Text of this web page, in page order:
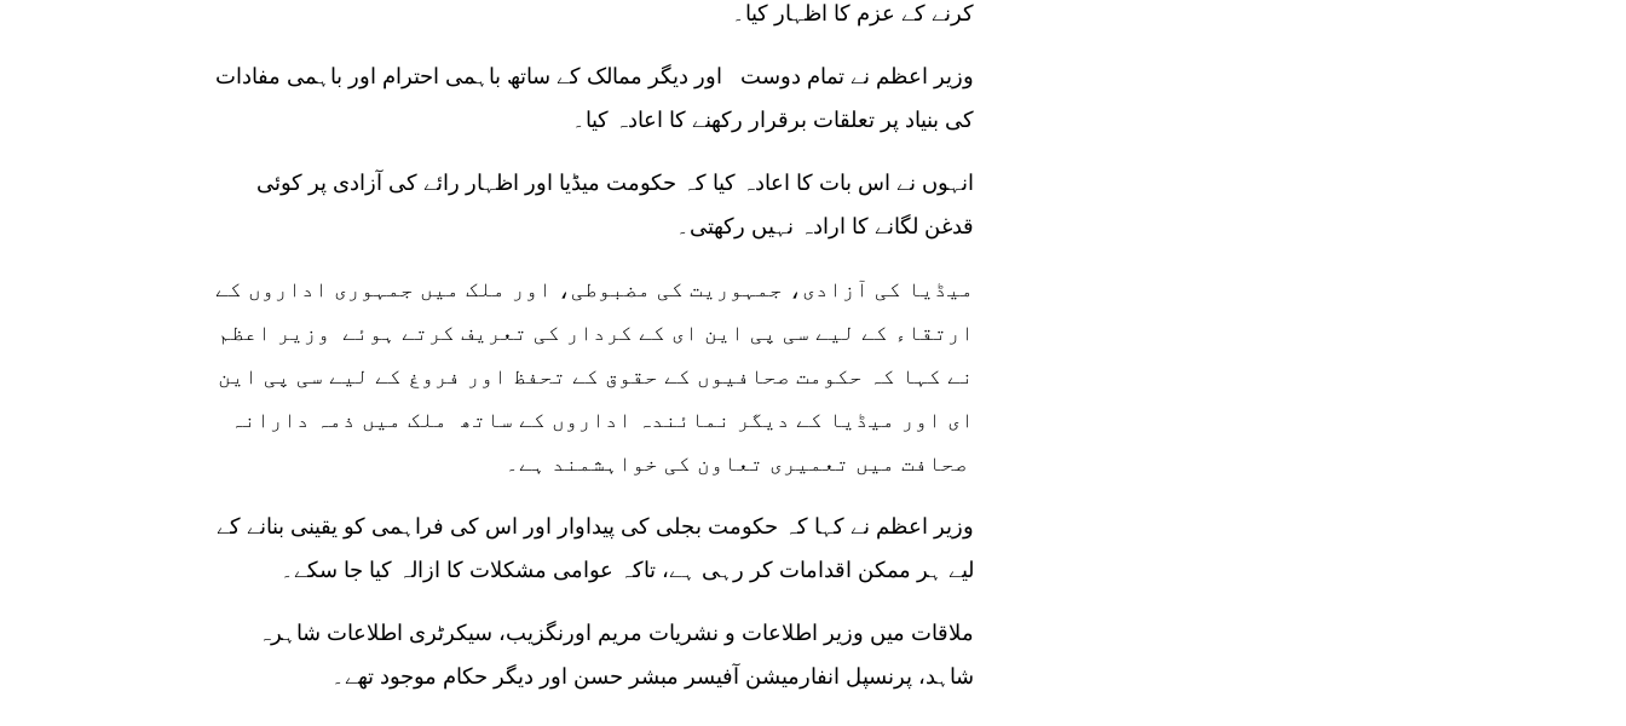
کرنے کے عزم کا اظہار کیا۔
وزیر اعظم نے تمام دوست اور دیگر ممالک کے ساتھ باہمی احترام اور باہمی مفادات
کی بنیاد پر تعلقات برقرار رکھنے کا اعادہ کیا۔
انہوں نے اس بات کا اعادہ کیا کہ حکومت میڈیا اور اظہار رائے کی آزادی پر کوئی
قدغن لگانے کا ارادہ نہیں رکھتی۔
میڈیا کی آزادی، جمہوریت کی مضبوطی، اور ملک میں جمہوری اداروں کے
ارتقاء کے لیے سی پی این ای کے کردار کی تعریف کرتے ہوئے وزیر اعظم
نے کہا کہ حکومت صحافیوں کے حقوق کے تحفظ اور فروغ کے لیے سی پی این
ای اور میڈیا کے دیگر نمائندہ اداروں کے ساتھ ملک میں ذمہ دارانہ
وزیر اعظم نے کہا کہ حکومت بجلی کی پیداوار اور اس کی فراہمی کو یقینی بنانے کے
لیے ہر ممکن اقدامات کر رہی ہے، تاکہ عوامی مشکلات کا ازالہ کیا جا سکے۔
ملاقات میں وزیر اطلاعات و نشریات مریم اورنگزیب، سیکرٹری اطلاعات شاہرہ
شاہد، پرنسپل انفارمیشن آفیسر مبشر حسن اور دیگر حکام موجود تھے۔